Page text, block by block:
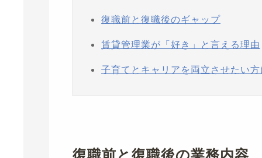
復職前と復職後のギャップ
賃貸管理業が「好き」と言える理由
子育てとキャリアを両立させたい
復職前と復職後の業務内容